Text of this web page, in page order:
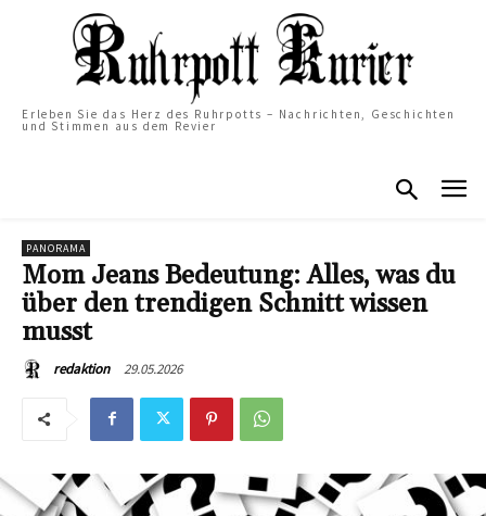
Erleben Sie das Herz des Ruhrpotts – Nachrichten, Geschichten
und Stimmen aus dem Revier
PANORAMA
Mom Jeans Bedeutung: Alles, was du
über den trendigen Schnitt wissen
musst
redaktion 29.05.2026